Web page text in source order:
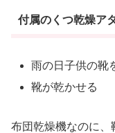
付属のくつ乾燥ア
雨の日子供の靴
靴が乾かせる
布団乾燥機なのに